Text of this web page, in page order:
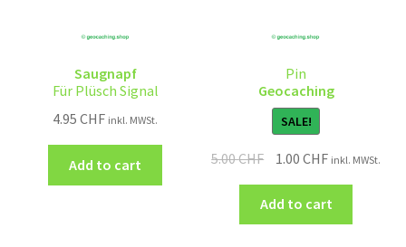
Saugnapf
Für Plüsch Signal
4.95CHF inkl. MWSt.
Add to cart
Pin
Geocaching
SALE!
5.00CHF 1.00CHF inkl. MWSt.
Add to cart